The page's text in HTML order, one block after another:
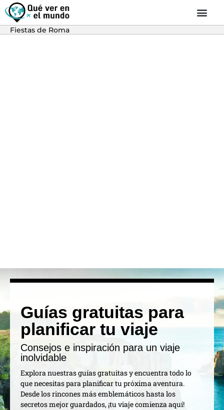
Fiestas de Roma
Guías gratuitas para
planificar tu viaje
Consejos e inspiración para un viaje
inolvidable
Explora nuestras guías gratuitas y encuentra todo lo
que necesitas para planificar tu próxima aventura.
Desde los rincones más emblemáticos hasta los
secretos mejor guardados, ¡tu viaje comienza aquí!